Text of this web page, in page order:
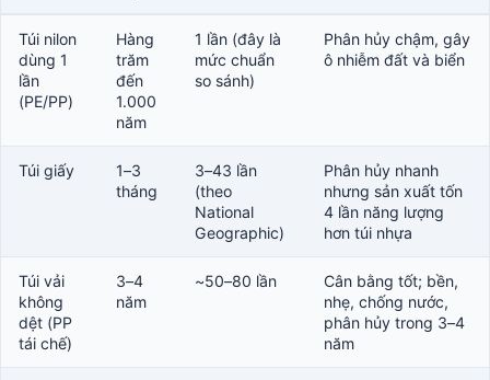
Túi nilon
dùng 1
lần
(PE/PP)
Hàng
trăm
đến
1.000
năm
1 lần (đây là
mức chuẩn
so sánh)
Phân hủy chậm, gây
ô nhiễm đất và biển
Túi giấy
1–3
tháng
3–43 lần
(theo
National
Geographic)
Phân hủy nhanh
nhưng sản xuất tốn
4 lần năng lượng
hơn túi nhựa
Túi vải
không
dệt (PP
tái chế)
3–4
năm
~50–80 lần
Cân bằng tốt; bền,
nhẹ, chống nước,
phân hủy trong 3–4
năm